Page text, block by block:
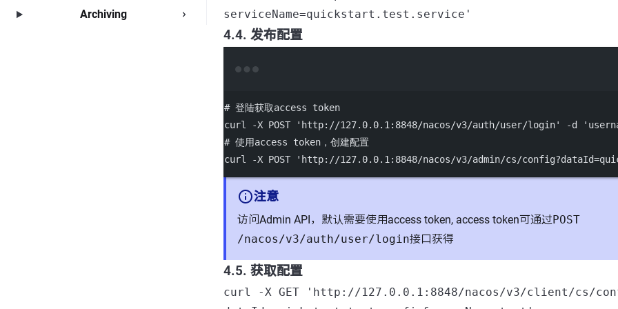
Archiving
serviceName=quickstart.test.service'
4.4. 发布配置
# 登陆获取access token
curl
-X POST 'http://127.0.0.1:8848/nacos/v3/auth/user/login' -d
# 使用access token，创建配置
curl
-X POST 'http://127.0.0.1:8848/nacos/v3/admin/cs/
注意
访问Admin API，默认需要使用access token, access token可通过POST
/nacos/v3/auth/user/login接口获得
4.5. 获取配置
curl -X GET 'http://127.0.0.1:8848/nacos/v3/client/cs/